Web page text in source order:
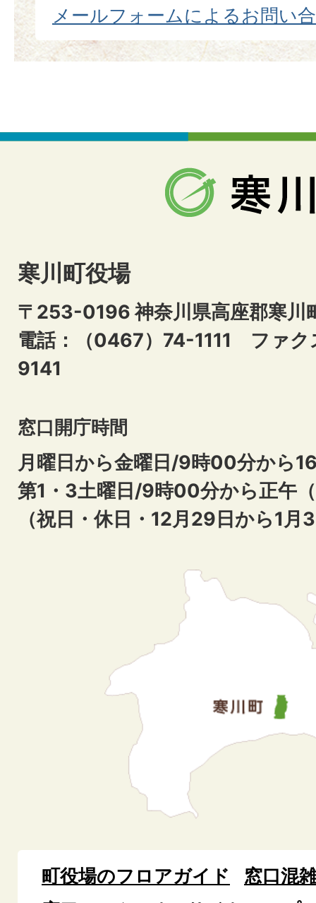
メールフォームによるお問い
寒川町役場
〒253-0196 神奈川県高座郡寒川
電話：（0467）74-1111 ファ
9141
窓口開庁時間
月曜日から金曜日/9時00分から
第1・3土曜日/9時00分から正午
（祝日・休日・12月29日から1月
町役場のフロアガイド
窓口混